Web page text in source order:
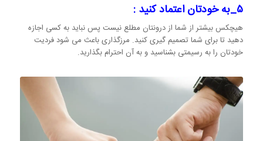
۵_به خودتان اعتماد کنید :
هیچکس بیشتر از شما از درونتان مطلع نیست پس نباید به کسی اجازه
دهید تا برای شما تصمیم گیری کنید. مرزگذاری باعث می شود فردیت
خودتان را به رسیمتی بشناسید و به آن احترام بگذارید.